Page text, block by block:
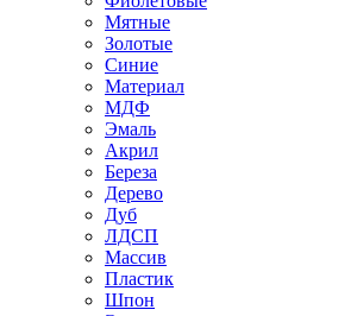
Мятные
Золотые
Синие
Материал
МДФ
Эмаль
Акрил
Береза
Дерево
Дуб
ЛДСП
Массив
Пластик
Шпон